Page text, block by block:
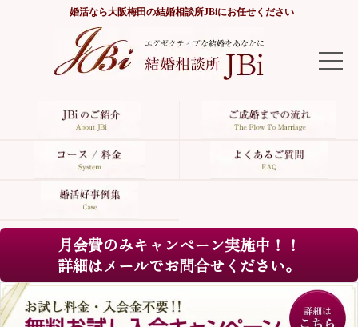
婚活なら大阪梅田の結婚相談所JBiにお任せください
TOP
よくあるご質問
婚活好事例集
月会費のみキャンペーン実施中！！
詳細はメールでお問合せください。